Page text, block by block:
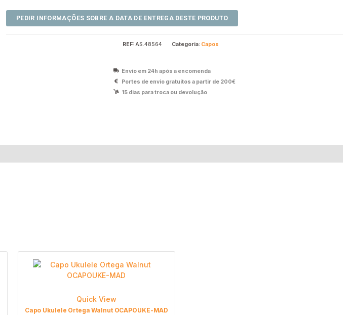
REF: AS.48564 Categoria: Capos
Envio em 24h após a encomenda
Portes de envio gratuitos a partir de 200€
15 dias para troca ou devolução
Quick View
Capo Ukulele Ortega Walnut OCAPOUKE-MAD